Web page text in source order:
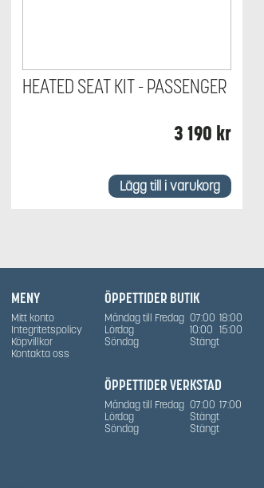
HEATED SEAT KIT - PASSENGER
3 190 kr
Lägg till i varukorg
MENY
Mitt konto
Integritetspolicy
Köpvillkor
Kontakta oss
ÖPPETTIDER BUTIK
Måndag till Fredag 07:00 18:00
Lördag
10:00 15:00
Söndag
Stängt
ÖPPETTIDER VERKSTAD
Måndag till Fredag 07:00 17:00
Lördag
Stängt
Söndag
Stängt